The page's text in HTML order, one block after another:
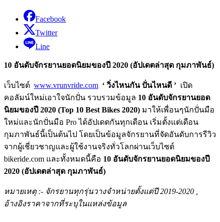
Facebook
Twitter
Line
10 อันดับจักรยานยอดนิยมของปี 2020 (อัปเดตล่าสุด กุมภาพันธ์)
เว็บไซต์ www.vrunvride.com ‘ วิ่งไหนกัน ปั่นไหนดี ’ เปิด
คอลัมน์ใหม่เอาใจนักปั่น รวบรวมข้อมูล 10 อันดับจักรยานยอด
นิยมของปี 2020 (Top 10 Best Bikes 2020) มาให้เพื่อนๆนักปั่นมือ
ใหม่และนักปั่นมือ Pro ได้อัปเดตกันทุกเดือน เริ่มตั้งแต่เดือน
กุมภาพันธ์นี้เป็นต้นไป โดยเป็นข้อมูลจักรยานที่จัดอันดับการรีวิว
จากผู้เชี่ยวชาญและผู้ใช้งานจริงทั่วโลกผ่านเว็บไซต์
bikeride.com และทั้งหมดนี้คือ 10 อันดับจักรยานยอดนิยมของปี
2020 (อัปเดตล่าสุด กุมภาพันธ์)
หมายเหตุ :- จักรยานทุกรุ่นวางจำหน่ายตั้งแต่ปี 2019-2020 ,
อ้างอิงราคาจากที่ระบุในแหล่งข้อมูล